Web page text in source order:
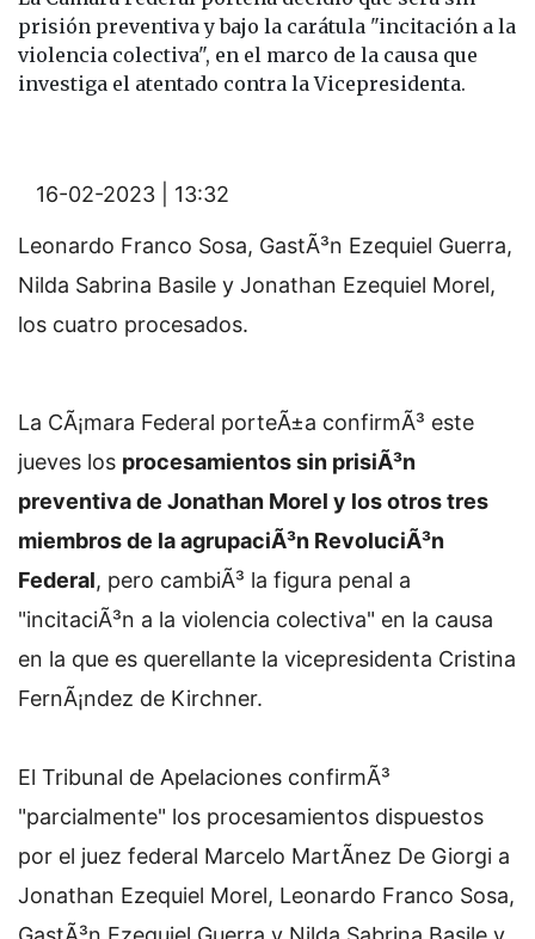
prisión preventiva y bajo la carátula "incitación a la
violencia colectiva", en el marco de la causa que
investiga el atentado contra la Vicepresidenta.
16-02-2023 | 13:32
Leonardo Franco Sosa, GastÃ³n Ezequiel Guerra,
Nilda Sabrina Basile y Jonathan Ezequiel Morel,
los cuatro procesados.
La CÃ¡mara Federal porteÃ±a confirmÃ³ este
jueves los procesamientos sin prisiÃ³n
preventiva de Jonathan Morel y los otros tres
miembros de la agrupaciÃ³n RevoluciÃ³n
Federal, pero cambiÃ³ la figura penal a
"incitaciÃ³n a la violencia colectiva" en la causa
en la que es querellante la vicepresidenta Cristina
FernÃ¡ndez de Kirchner.
El Tribunal de Apelaciones confirmÃ³
"parcialmente" los procesamientos dispuestos
por el juez federal Marcelo MartÃ­nez De Giorgi a
Jonathan Ezequiel Morel, Leonardo Franco Sosa,